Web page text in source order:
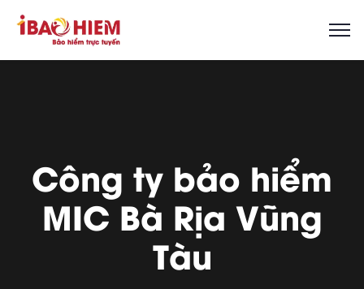
Công ty bảo hiểm
MIC Bà Rịa Vũng
Tàu